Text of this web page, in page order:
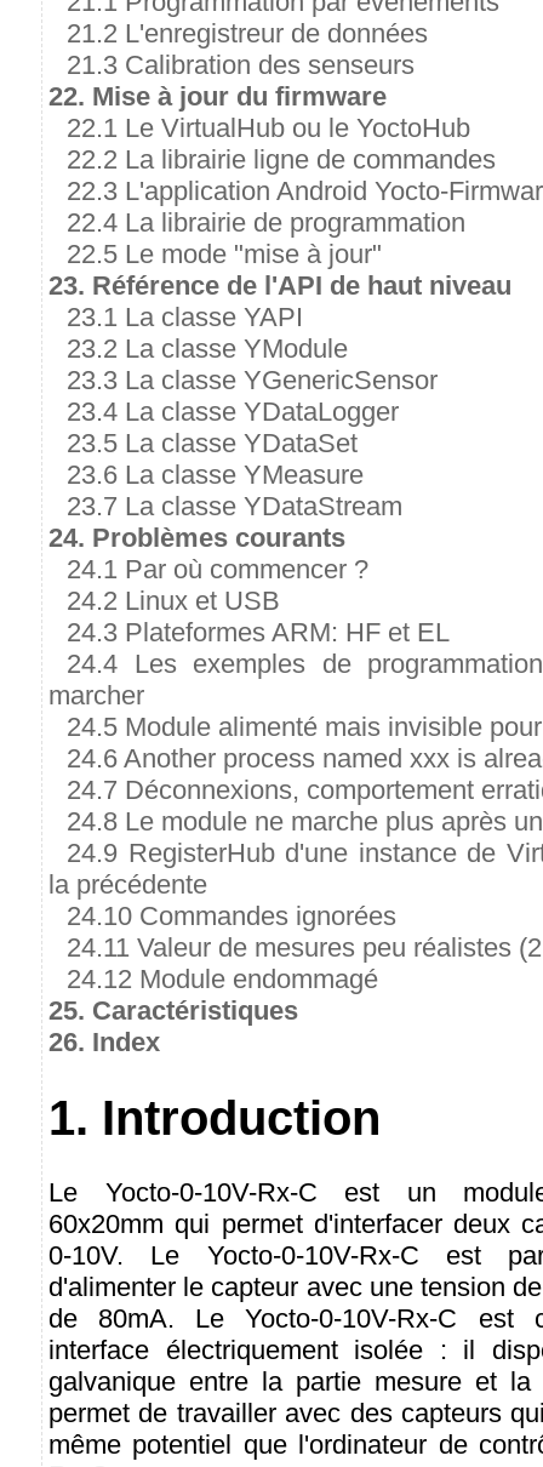
21.2 L'enregistreur de données
21.3 Calibration des senseurs
22. Mise à jour du firmware
22.1 Le VirtualHub ou le YoctoHub
22.2 La librairie ligne de commandes
22.3 L'application Android Yocto-
22.4 La librairie de programmation
22.5 Le mode "mise à jour"
23. Référence de l'API de haut niveau
23.1 La classe YAPI
23.2 La classe YModule
23.3 La classe YGenericSensor
23.4 La classe YDataLogger
23.5 La classe YDataSet
23.6 La classe YMeasure
23.7 La classe YDataStream
24. Problèmes courants
24.1 Par où commencer ?
24.2 Linux et USB
24.3 Plateformes ARM: HF et EL
24.4 Les exemples de
marcher
24.5 Module alimenté mais invisible
24.6 Another process named xxx is
24.7 Déconnexions, comportement
24.8 Le module ne marche plus après
24.9 RegisterHub d'une instance de
la précédente
24.10 Commandes ignorées
24.11 Valeur de mesures peu réalistes
24.12 Module endommagé
25. Caractéristiques
26. Index
1. Introduction
Le Yocto-0-10V-Rx-C est un
60x20mm qui permet d'interfacer deux
0-10V. Le Yocto-0-10V-Rx-C est
d'alimenter le capteur avec une tension
de 80mA. Le Yocto-0-10V-Rx-C est
interface électriquement isolée : il
galvanique entre la partie mesure et
permet de travailler avec des capteurs
même potentiel que l'ordinateur de